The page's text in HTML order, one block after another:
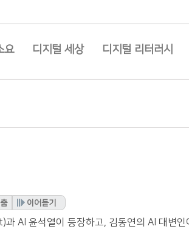
요 디지털 세상 디지털 리터러시
이어듣기
AI 윤석열이 등장하고, 김동연의 AI 대변인